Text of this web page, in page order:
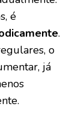
é
.
o
já